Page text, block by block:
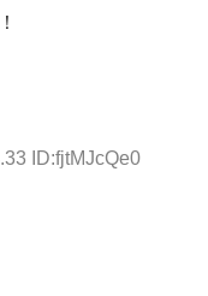
ID:fjtMJcQe0